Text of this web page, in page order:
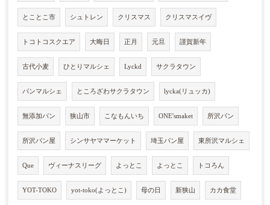
とことこ市 シュトレン クリスマス クリスマスイヴ
トコトコスクエア 大晦日 正月 元旦 謹賀新年
古代小麦 ひとりマルシェ Lyckd サクラタウン
パンマルシェ ところざわサクラタウン lycka(リュッカ)
無添加パン 狭山市 こなもんいち ONE'smaket 所沢パン
所沢パン屋 シンサヤママーケット 埼玉パン屋 東所沢マルシェ
Que ヴィーナスリーグ よっとこ よっとこ トコろん
YOT-TOKO yot-toko(よっとこ) 母の日 新狭山 カカ食堂